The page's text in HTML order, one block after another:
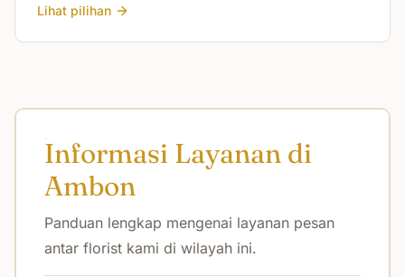
Lihat pilihan
Informasi Layanan di
Ambon
Panduan lengkap mengenai layanan pesan
antar florist kami di wilayah ini.